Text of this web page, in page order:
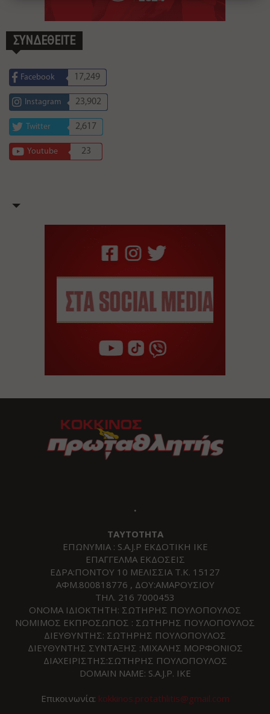
ΣΥΝΔΕΘΕΙΤΕ
Facebook 17,249
Instagram 23,902
Twitter 2,617
Youtube 23
.
ΤΑΥΤΟΤΗΤΑ
ΕΠΩΝΥΜΙΑ : S.A.J.P ΕΚΔΟΤΙΚΗ ΙΚΕ
ΕΠΑΓΓΕΛΜΑ ΕΚΔΟΣΕΙΣ
ΕΔΡΑ:ΠΟΝΤΟΥ 10 ΜΕΛΙΣΣΙΑ Τ.Κ. 15127
ΑΦΜ.800818776 , ΔΟΥ:ΑΜΑΡΟΥΣΙΟΥ
ΤΗΛ. 216 7000453
ΟΝΟΜΑ ΙΔΙΟΚΤΗΤΗ: ΣΩΤΗΡΗΣ ΠΟΥΛΟΠΟΥΛΟΣ
ΝΟΜΙΜΟΣ ΕΚΠΡΟΣΩΠΟΣ : ΣΩΤΗΡΗΣ ΠΟΥΛΟΠΟΥΛΟΣ
ΔΙΕΥΘΥΝΤΗΣ: ΣΩΤΗΡΗΣ ΠΟΥΛΟΠΟΥΛΟΣ
ΔΙΕΥΘΥΝΤΗΣ ΣΥΝΤΑΞΗΣ :ΜΙΧΑΛΗΣ ΜΟΡΦΟΝΙΟΣ
ΔΙΑΧΕΙΡΙΣΤΗΣ:ΣΩΤΗΡΗΣ ΠΟΥΛΟΠΟΥΛΟΣ
DOMAIN NAME: S.A.J.P. IKE
Επικοινωνία: kokkinos.protathlitis@gmail.com